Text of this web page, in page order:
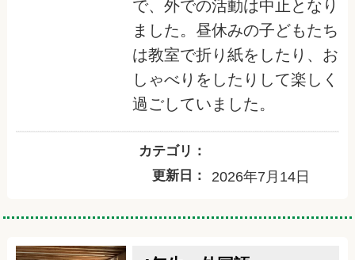
で、外での活動は中止となり
ました。昼休みの子どもたち
は教室で折り紙をしたり、お
しゃべりをしたりして楽しく
過ごしていました。
カテゴリ：
更新日：
2026年7月14日